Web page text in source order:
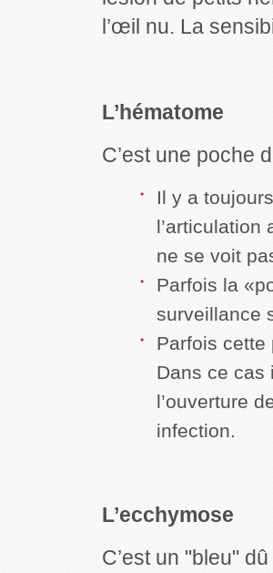
l’œil nu. La
L’hématome
C’est une poche
Il y a
l’articulation
ne se voit
Parfois la
surveillance
Parfois cette
Dans ce cas
l’ouverture
infection.
L’ecchymose
C’est un "bleu"